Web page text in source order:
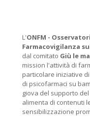
L'ONFM -
Farmacovigilanza
dal comitato Giù le
mission l'attività di
particolare iniziative
di psicofarmaci su
giova del supporto
alimenta di contenuti
sensibilizzazione